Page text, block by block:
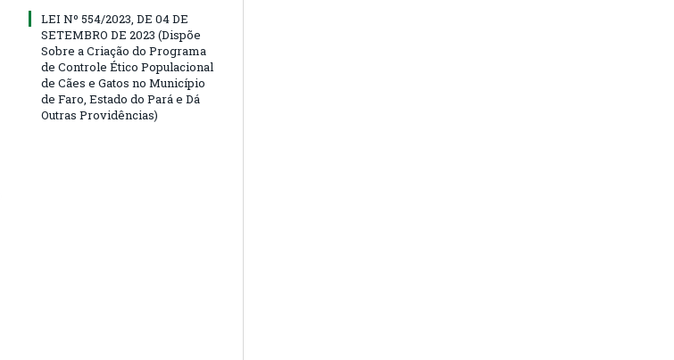
LEI Nº 554/2023, DE 04 DE
SETEMBRO DE 2023 (Dispõe
Sobre a Criação do Programa
de Controle Ético Populacional
de Cães e Gatos no Município
de Faro, Estado do Pará e Dá
Outras Providências)